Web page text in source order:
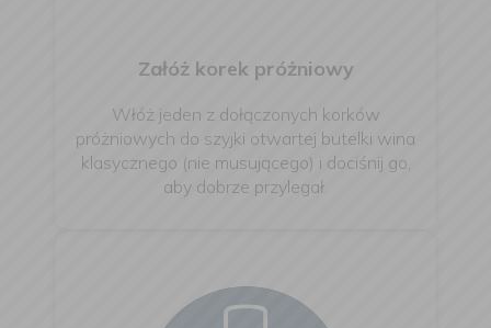
Załóż korek próżniowy
Włóż jeden z dołączonych korków
próżniowych do szyjki otwartej butelki wina
klasycznego (nie musującego) i dociśnij go,
aby dobrze przylegał.